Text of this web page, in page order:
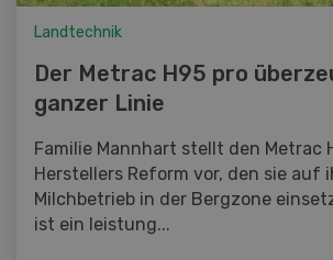
Landtechnik
Der Metrac H95 pro
ganzer Linie
Familie Mannhart stellt den Metrac
Herstellers Reform vor, den sie auf
Milchbetrieb in der Bergzone
ist ein leistung...